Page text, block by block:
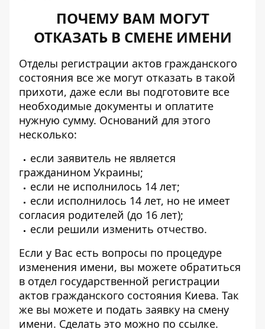
ПОЧЕМУ ВАМ МОГУТ
ОТКАЗАТЬ В СМЕНЕ ИМЕНИ
Отделы регистрации актов гражданского
состояния все же могут отказать в такой
прихоти, даже если вы подготовите все
необходимые документы и оплатите
нужную сумму. Оснований для этого
несколько:
если заявитель не является
гражданином Украины;
если не исполнилось 14 лет;
если исполнилось 14 лет, но не имеет
согласия родителей (до 16 лет);
если решили изменить отчество.
Если у Вас есть вопросы по процедуре
изменения имени, вы можете обратиться
в отдел государственной регистрации
актов гражданского состояния Киева. Так
же вы можете и подать заявку на смену
имени. Сделать это можно по ссылке.